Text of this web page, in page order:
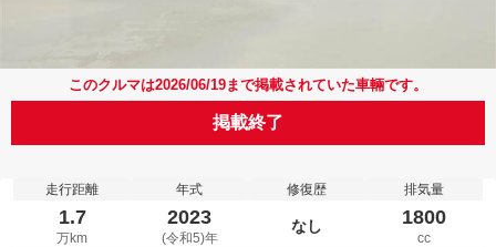
このクルマは2026/06/19まで掲載されていた車輛です。
掲載終了
走行距離
1.7
万km
年式
2023
(令和5)年
修復歴
なし
排気量
1800
cc